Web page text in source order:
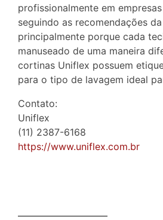
profissionalmente em
seguindo as recomendações
principalmente porque cada
manuseado de uma maneira
cortinas Uniflex possuem
para o tipo de lavagem ideal
Contato:
Uniflex
(11) 2387-6168
https://www.uniflex.com.br